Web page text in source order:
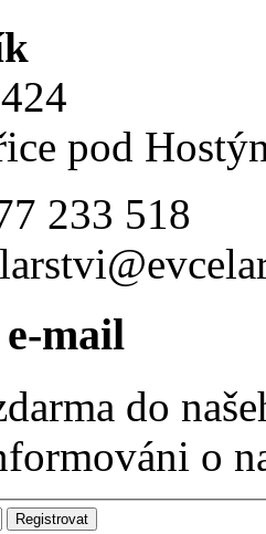
pod
233 518
mail
do
o